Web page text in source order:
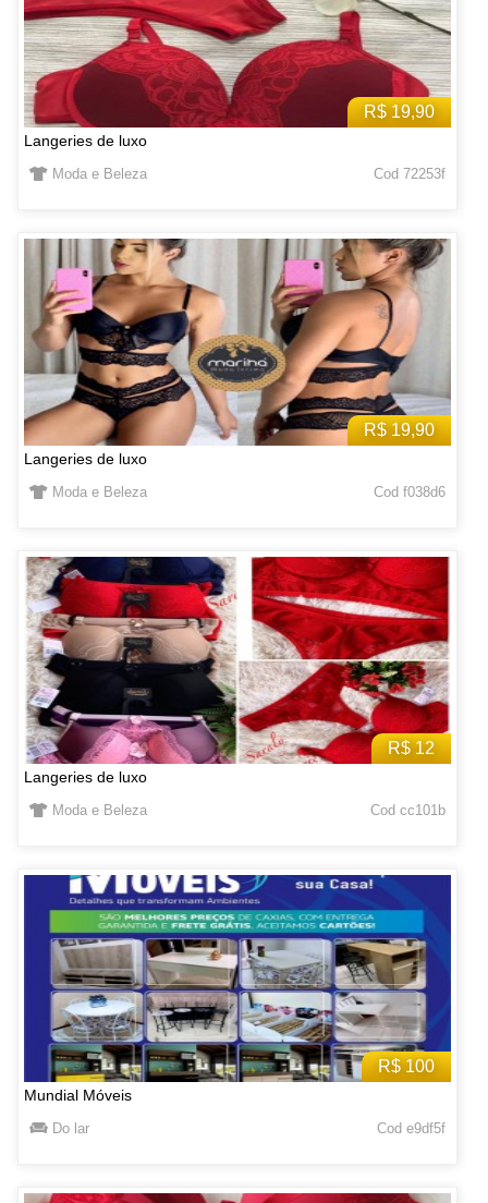
R$ 19,90
Langeries de luxo
Moda e Beleza Cod 72253f
R$ 19,90
Langeries de luxo
Moda e Beleza Cod f038d6
R$ 12
Langeries de luxo
Moda e Beleza Cod cc101b
R$ 100
Mundial Móveis
Do lar Cod e9df5f